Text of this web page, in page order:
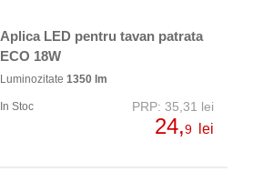
Aplica LED pentru tavan patrata
ECO 18W
Luminozitate 1350 lm
In Stoc PRP: 35,31 lei
24,9 lei